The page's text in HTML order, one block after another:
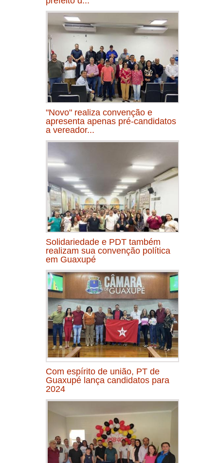
"Novo" realiza convenção e
apresenta apenas pré-candidatos
a vereador...
Solidariedade e PDT também
realizam sua convenção política
em Guaxupé
Com espírito de união, PT de
Guaxupé lança candidatos para
2024